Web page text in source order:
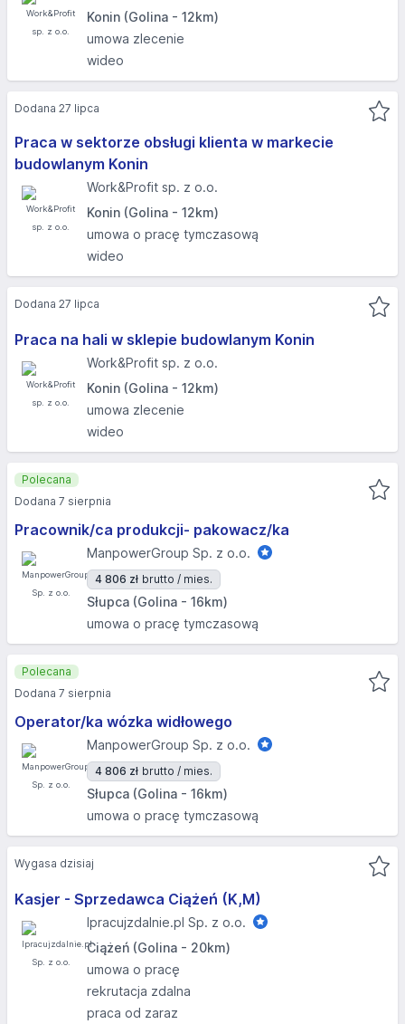
Konin (Golina - 12km)
umowa zlecenie
wideo
Praca w sektorze obsługi klienta w markecie
budowlanym Konin
Work&Profit sp. z o.o.
Konin (Golina - 12km)
umowa o pracę tymczasową
wideo
Dodana 27 lipca
Praca na hali w sklepie budowlanym Konin
Work&Profit sp. z o.o.
Konin (Golina - 12km)
umowa zlecenie
wideo
Dodana 27 lipca
Pracownik/ca produkcji- pakowacz/ka
ManpowerGroup Sp. z o.o.
4 806 zł brutto / mies.
Słupca (Golina - 16km)
umowa o pracę tymczasową
Polecana
Dodana 7 sierpnia
Operator/ka wózka widłowego
ManpowerGroup Sp. z o.o.
4 806 zł brutto / mies.
Słupca (Golina - 16km)
umowa o pracę tymczasową
Polecana
Dodana 7 sierpnia
Kasjer - Sprzedawca Ciążeń (K,M)
Ipracujzdalnie.pl Sp. z o.o.
Ciążeń (Golina - 20km)
umowa o pracę
rekrutacja zdalna
praca od zaraz
Wygasa dzisiaj